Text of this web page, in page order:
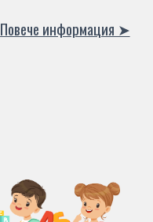
Повече информация ➤